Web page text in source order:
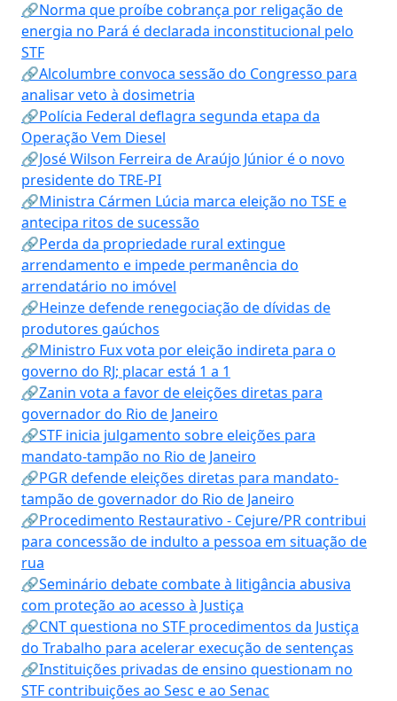
🔗Norma que proíbe cobrança por religação de
energia no Pará é declarada inconstitucional pelo
STF
🔗Alcolumbre convoca sessão do Congresso para
analisar veto à dosimetria
🔗Polícia Federal deflagra segunda etapa da
Operação Vem Diesel
🔗José Wilson Ferreira de Araújo Júnior é o novo
presidente do TRE-PI
🔗Ministra Cármen Lúcia marca eleição no TSE e
antecipa ritos de sucessão
🔗Perda da propriedade rural extingue
arrendamento e impede permanência do
arrendatário no imóvel
🔗Heinze defende renegociação de dívidas de
produtores gaúchos
🔗Ministro Fux vota por eleição indireta para o
governo do RJ; placar está 1 a 1
🔗Zanin vota a favor de eleições diretas para
governador do Rio de Janeiro
🔗STF inicia julgamento sobre eleições para
mandato-tampão no Rio de Janeiro
🔗PGR defende eleições diretas para mandato-
tampão de governador do Rio de Janeiro
🔗Procedimento Restaurativo - Cejure/PR contribui
para concessão de indulto a pessoa em situação de
rua
🔗Seminário debate combate à litigância abusiva
com proteção ao acesso à Justiça
🔗CNT questiona no STF procedimentos da Justiça
do Trabalho para acelerar execução de sentenças
🔗Instituições privadas de ensino questionam no
STF contribuições ao Sesc e ao Senac